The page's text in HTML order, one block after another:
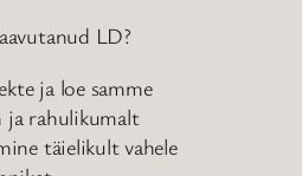
LD?
ja loe samme
ja rahulikumalt
täielikult vahele